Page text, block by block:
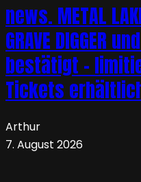
news. METAL
GRAVE DIGGER
bestätigt –
Tickets
Arthur
7. August 2026